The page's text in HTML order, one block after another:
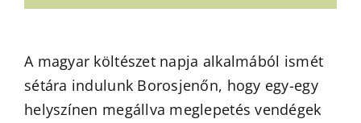
A magyar költészet napja alkalmából ismét
sétára indulunk Borosjenőn, hogy egy-egy
helyszínen megállva meglepetés vendégek